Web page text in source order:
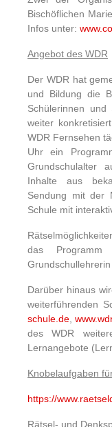
Bischöflichen
Infos unter:
Angebot des WDR
Der WDR hat
und Bildung die
Schülerinnen
weiter
WDR Fernsehen
Uhr ein
Grundschulalter
Inhalte aus
Sendung mit der
Schule mit
das
Darüber hinaus
weiterführenden
schule.de,
des WDR
Lernangebote
Knobelaufgaben
https://
Rätsel- und